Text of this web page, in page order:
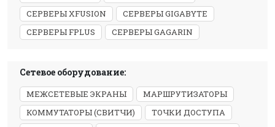
СЕРВЕРЫ XFUSION
СЕРВЕРЫ GIGABYTE
СЕРВЕРЫ FPLUS
СЕРВЕРЫ GAGARIN
Сетевое оборудование:
МЕЖСЕТЕВЫЕ ЭКРАНЫ
МАРШРУТИЗАТОРЫ
КОММУТАТОРЫ (СВИТЧИ)
ТОЧКИ ДОСТУПА